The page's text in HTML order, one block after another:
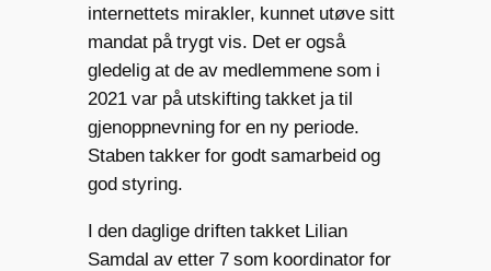
internettets mirakler, kunnet utøve sitt
mandat på trygt vis. Det er også
gledelig at de av medlemmene som i
2021 var på utskifting takket ja til
gjenoppnevning for en ny periode.
Staben takker for godt samarbeid og
god styring.
I den daglige driften takket Lilian
Samdal av etter 7 som koordinator for